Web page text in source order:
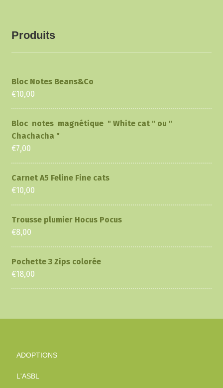
Produits
Bloc Notes Beans&Co
€10,00
Bloc notes magnétique " White cat " ou "
Chachacha "
€7,00
Carnet A5 Feline Fine cats
€10,00
Trousse plumier Hocus Pocus
€8,00
Pochette 3 Zips colorée
€18,00
ADOPTIONS
L'ASBL